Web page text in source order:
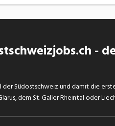
-
Südostschweiz und damit die
dem St. Galler Rheintal oder